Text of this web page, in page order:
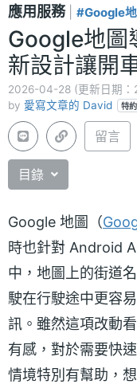
應用服務 #Google
Google地圖
新設計讓開
2026-04-28 (更新日期
by 愛寫文章的 David 特
留言
目錄
Google 地圖（
時也針對 Android
中，地圖上的街道
駛在行駛途中更容
訊。雖然這項改動
有感，對於需要快
情境特別有幫助，